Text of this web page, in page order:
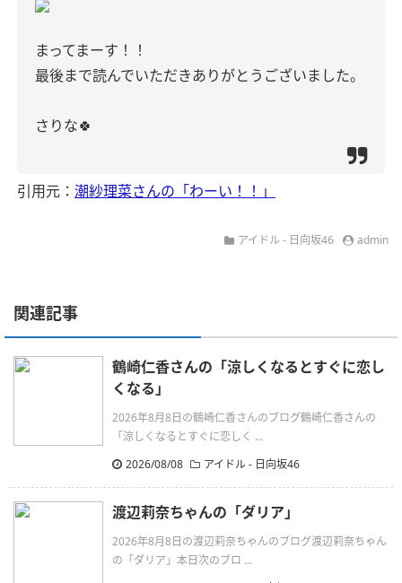
まってまーす！！
最後まで読んでいただきありがとうございました。
さりな🍀
引用元： 潮紗理菜さんの「わーい！！」
アイドル - 日向坂46 admin
関連記事
鶴崎仁香さんの「涼しくなるとすぐに恋し
くなる」
2026年8月8日の鶴崎仁香さんのブログ鶴崎仁香さんの
「涼しくなるとすぐに恋しく ...
2026/08/08
アイドル - 日向坂46
渡辺莉奈ちゃんの「ダリア」
2026年8月8日の渡辺莉奈ちゃんのブログ渡辺莉奈ちゃん
の「ダリア」本日次のブロ ...